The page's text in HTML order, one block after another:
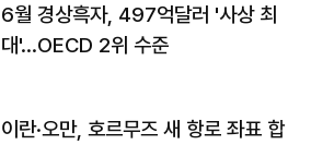
6월 경상흑자, 497억달러 '사상 최
대'…OECD 2위 수준
이란·오만, 호르무즈 새 항로 좌표 합